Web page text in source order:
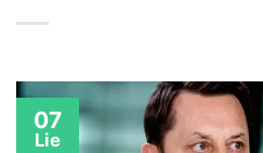
07
Lie